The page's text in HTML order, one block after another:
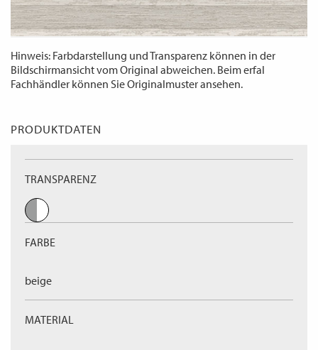
Hinweis: Farbdarstellung und Transparenz können in der
Bildschirmansicht vom Original abweichen. Beim erfal
Fachhändler können Sie Originalmuster ansehen.
PRODUKTDATEN
TRANSPARENZ
FARBE
beige
MATERIAL